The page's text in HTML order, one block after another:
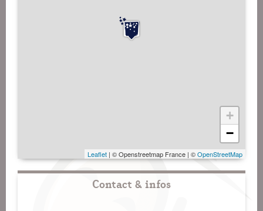
+
−
Leaflet | © Openstreetmap France | ©OpenStreetMap
Contact & infos